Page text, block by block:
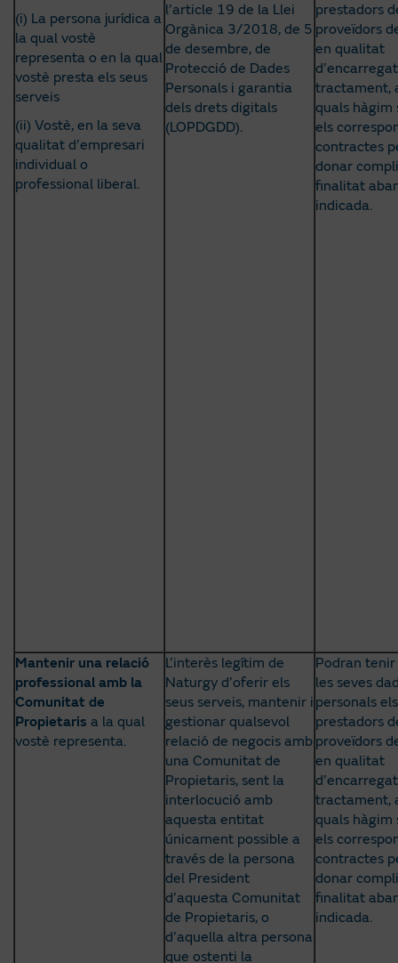
(i) La persona jurídica a
la qual vostè
representa o en la qual
vostè presta els seus
serveis
(ii) Vostè, en la seva
qualitat d’empresari
individual o
professional liberal.
l’article 19 de la Llei
Orgànica 3/2018, de 5
de desembre, de
Protecció de Dades
Personals i garantia
dels drets digitals
(LOPDGDD).
prestadors
proveïdors
en qualitat
tractament,
quals hàgim
els
contractes
donar
finalitat
indicada.
Mantenir una relació
professional amb la
Comunitat de
Propietaris a la qual
vostè representa.
L’interès legítim de
Naturgy d’oferir els
seus serveis, mantenir i
gestionar qualsevol
relació de negocis amb
una Comunitat de
Propietaris, sent la
interlocució amb
aquesta entitat
únicament possible a
través de la persona
del President
d’aquesta Comunitat
de Propietaris, o
d’aquella altra persona
que ostenti la
Podran tenir
les seves
personals els
prestadors
proveïdors
en qualitat
tractament,
quals hàgim
els
contractes
donar
finalitat
indicada.